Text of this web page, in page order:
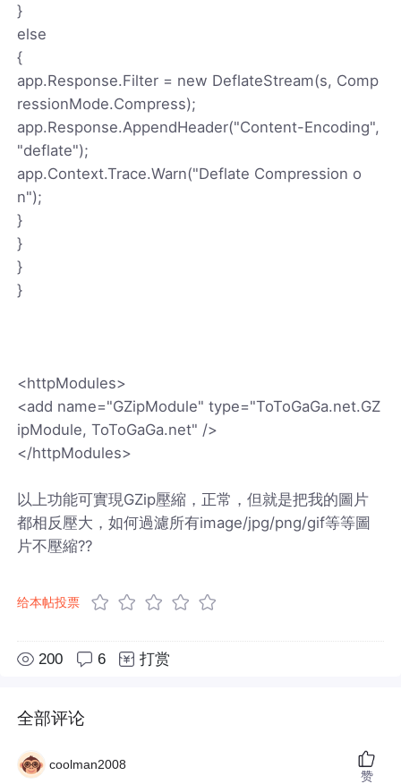
}
else
{
app.Response.Filter = new DeflateStream(s, Comp
ressionMode.Compress);
app.Response.AppendHeader("Content-Encoding",
"deflate");
app.Context.Trace.Warn("Deflate Compression o
n");
}
}
}
}
<httpModules>
<add name="GZipModule" type="ToToGaGa.net.GZ
ipModule, ToToGaGa.net" />
</httpModules>
以上功能可實現GZip壓縮，正常，但就是把我的圖片
都相反壓大，如何過濾所有image/jpg/png/gif等等圖
片不壓縮??
给本帖投票
200 6 打赏
全部评论
coolman2008
赞